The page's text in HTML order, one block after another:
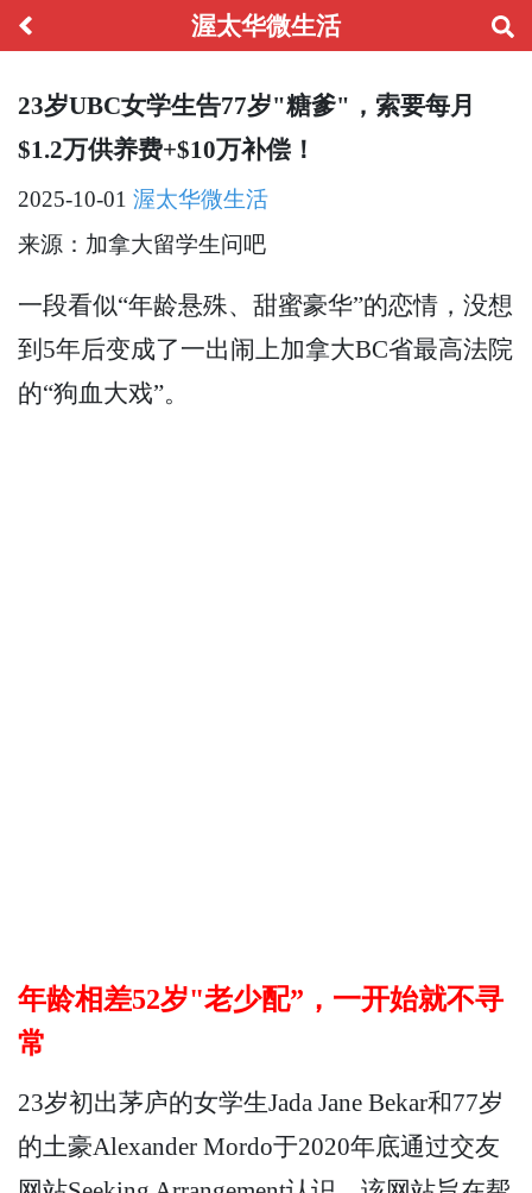
渥太华微生活
23岁UBC女学生告77岁"糖爹"，索要每月
$1.2万供养费+$10万补偿！
2025-10-01 渥太华微生活
来源：加拿大留学生问吧
一段看似“年龄悬殊、甜蜜豪华”的恋情，没想
到5年后变成了一出闹上加拿大BC省最高法院
的“狗血大戏”。
年龄相差52岁"老少配”，一开始就不寻
常
23岁初出茅庐的女学生Jada Jane Bekar和77岁
的土豪Alexander Mordo于2020年底通过交友